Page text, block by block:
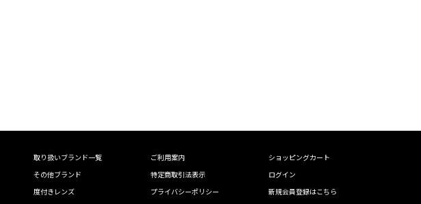
取り扱いブランド一覧
その他ブランド
度付きレンズ
ご利用案内
特定商取引法表示
プライバシーポリシー
ショッピングカート
ログイン
新規会員登録はこちら